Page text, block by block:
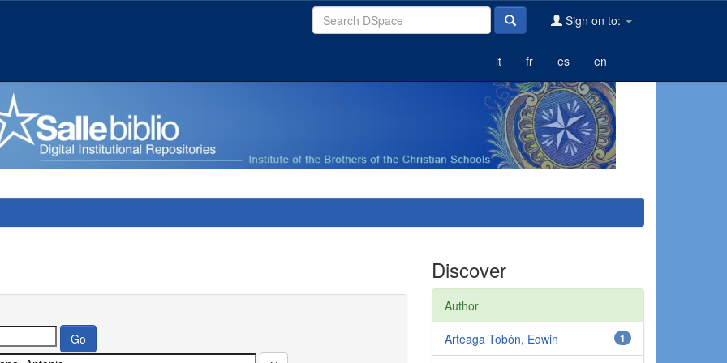
Sign on to:
it fr es en
Discover
Author
1
Arteaga Tobón, Edwin